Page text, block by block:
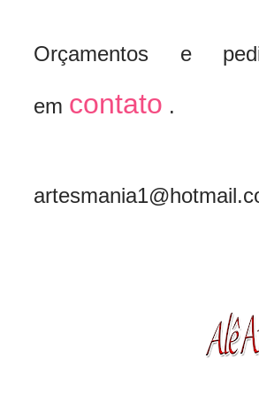
Orçamentos e
em contato .